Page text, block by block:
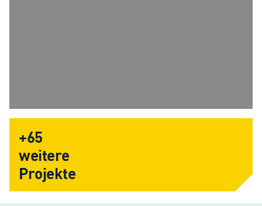
+65
weitere
Projekte